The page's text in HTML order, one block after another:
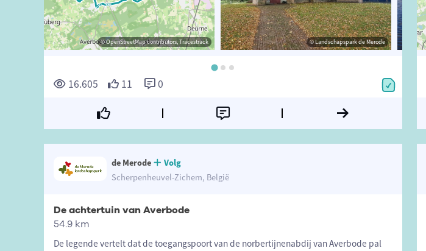
© OpenStreetMap contributors, Tracestrack © Landschapspark de Merode
16.605 11 0
Tracestrack © Toerisme Herselt © Toerisme Provincie Antwerpen
de Merode
Volg
Scherpenheuvel-Zichem, België
De achtertuin van Averbode
54.9 km
De legende vertelt dat de toegangspoort van de norbertijnenabdij van Averbode pal